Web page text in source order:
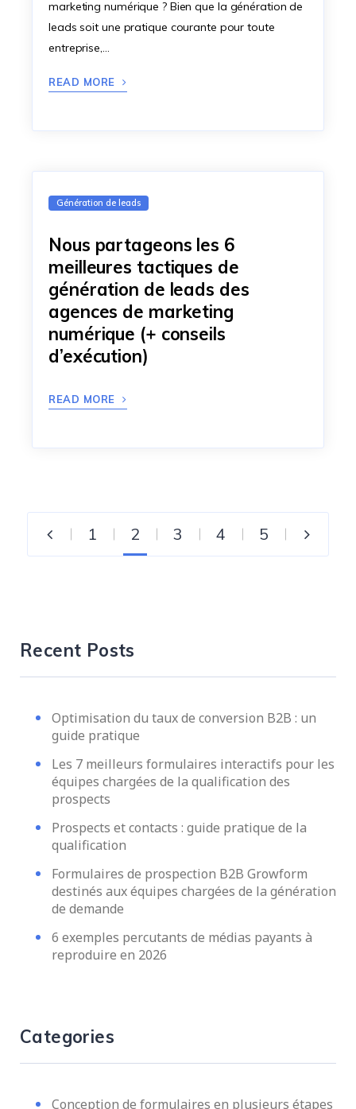
marketing numérique ? Bien que la génération de
leads soit une pratique courante pour toute
entreprise,…
READ MORE
Génération de leads
Nous partageons les 6
meilleures tactiques de
génération de leads des
agences de marketing
numérique (+ conseils
d’exécution)
READ MORE
1 2 3 4 5
Recent Posts
Optimisation du taux de conversion B2B : un
guide pratique
Les 7 meilleurs formulaires interactifs pour les
équipes chargées de la qualification des
prospects
Prospects et contacts : guide pratique de la
qualification
Formulaires de prospection B2B Growform
destinés aux équipes chargées de la génération
de demande
6 exemples percutants de médias payants à
reproduire en 2026
Categories
Conception de formulaires en plusieurs étapes